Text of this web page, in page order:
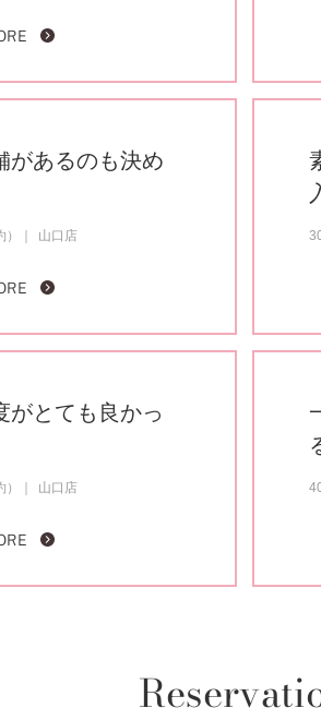
があるのも決め
山口店
がとても良かっ
山口店